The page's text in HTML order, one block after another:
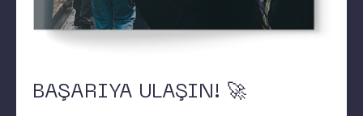
BAŞARIYA ULAŞIN! 🚀